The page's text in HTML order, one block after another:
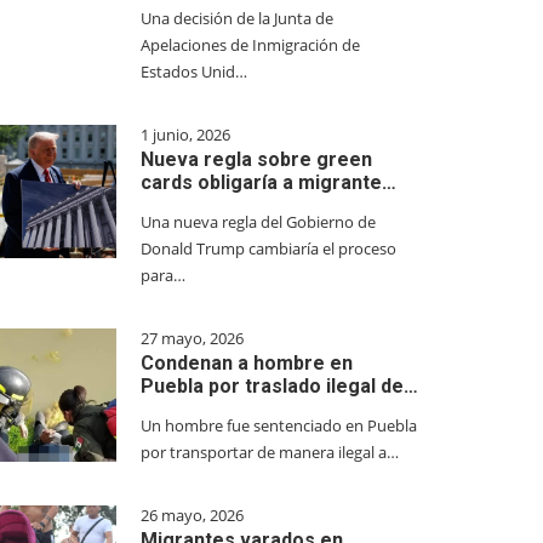
Una decisión de la Junta de
Apelaciones de Inmigración de
Estados Unid…
1 junio, 2026
Nueva regla sobre green
cards obligaría a migrante…
Una nueva regla del Gobierno de
Donald Trump cambiaría el proceso
para…
27 mayo, 2026
Condenan a hombre en
Puebla por traslado ilegal de…
Un hombre fue sentenciado en Puebla
por transportar de manera ilegal a…
26 mayo, 2026